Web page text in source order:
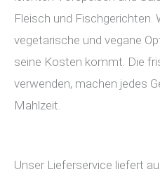
Fleisch und Fischgerichten.
vegetarische und vegane
seine Kosten kommt. Die
verwenden, machen jedes
Mahlzeit.
Unser Lieferservice liefert